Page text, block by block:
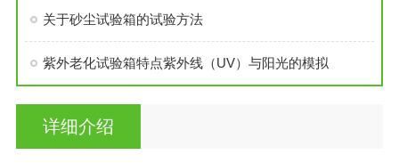
关于砂尘试验箱的试验方法
紫外老化试验箱特点紫外线（UV）与阳光的模拟
详细介绍